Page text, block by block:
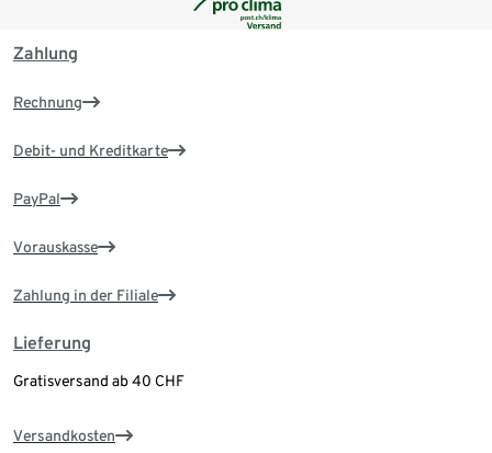
Zahlung
Rechnung
Debit- und Kreditkarte
PayPal
Vorauskasse
Zahlung in der Filiale
Lieferung
Gratisversand ab 40 CHF
Versandkosten